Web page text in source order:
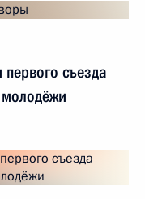
съезда
молодёжи